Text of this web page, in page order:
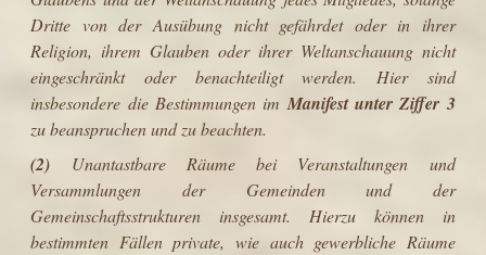
Dritte von der Ausübung nicht gefährdet oder in ihrer
Religion, ihrem Glauben oder ihrer Weltanschauung nicht
eingeschränkt oder benachteiligt werden. Hier sind
insbesondere die Bestimmungen im Manifest unter Ziffer 3
zu beanspruchen und zu beachten.
(2) Unantastbare Räume bei Veranstaltungen und
Versammlungen der Gemeinden und der
Gemeinschaftsstrukturen insgesamt. Hierzu können in
bestimmten Fällen private, wie auch gewerbliche Räume